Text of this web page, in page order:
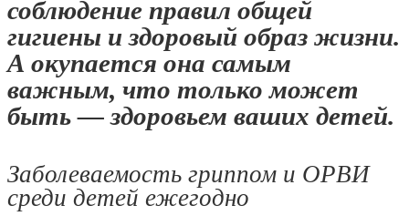
соблюдение правил общей
гигиены и здоровый образ жизни.
А окупается она самым
важным, что только может
быть — здоровьем ваших детей.
Заболеваемость гриппом и ОРВИ
среди детей ежегодно